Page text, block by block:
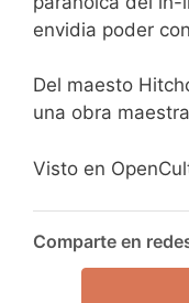
envidia poder
Del maesto
una obra
Visto en
Comparte en